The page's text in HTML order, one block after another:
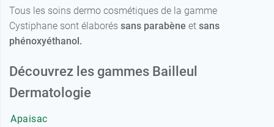
Tous les soins dermo cosmétiques de la gamme
Cystiphane sont élaborés sans parabène et sans
phénoxyéthanol.
Découvrez les gammes Bailleul
Dermatologie
Apaisac